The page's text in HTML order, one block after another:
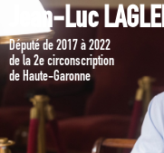
Jean-Luc
Député de 2017 à 2022
de la 2e circonscription
de Haute-Garonne